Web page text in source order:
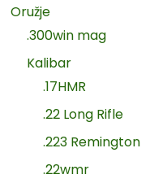
Oružje
.300win mag
Kalibar
.17HMR
.22 Long Rifle
.223 Remington
.22wmr